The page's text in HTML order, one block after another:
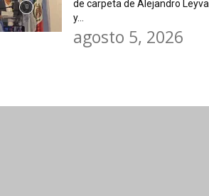
de carpeta de Alejandro Leyva
y...
agosto 5, 2026